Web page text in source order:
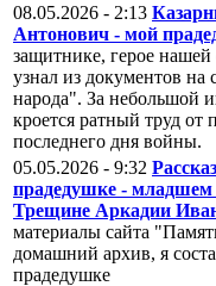
08.05.2026 - 2:13
Антонович - мой
защитнике, герое
узнал из документов на
народа". За небольшой
кроется ратный труд от
последнего дня войны.
05.05.2026 - 9:32
прадедушке - младшем
Трещине Аркадии
материалы сайта
домашний архив, я
прадедушке